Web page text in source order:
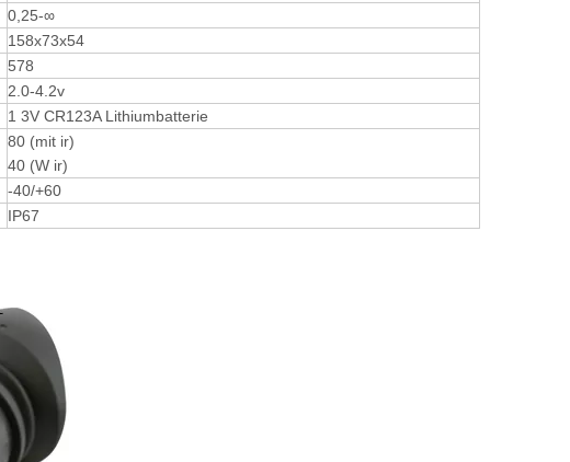
0,25-∞
158x73x54
578
2.0-4.2v
1 3V CR123A Lithiumbatterie
80 (mit ir)
40 (W ir)
-40/+60
IP67